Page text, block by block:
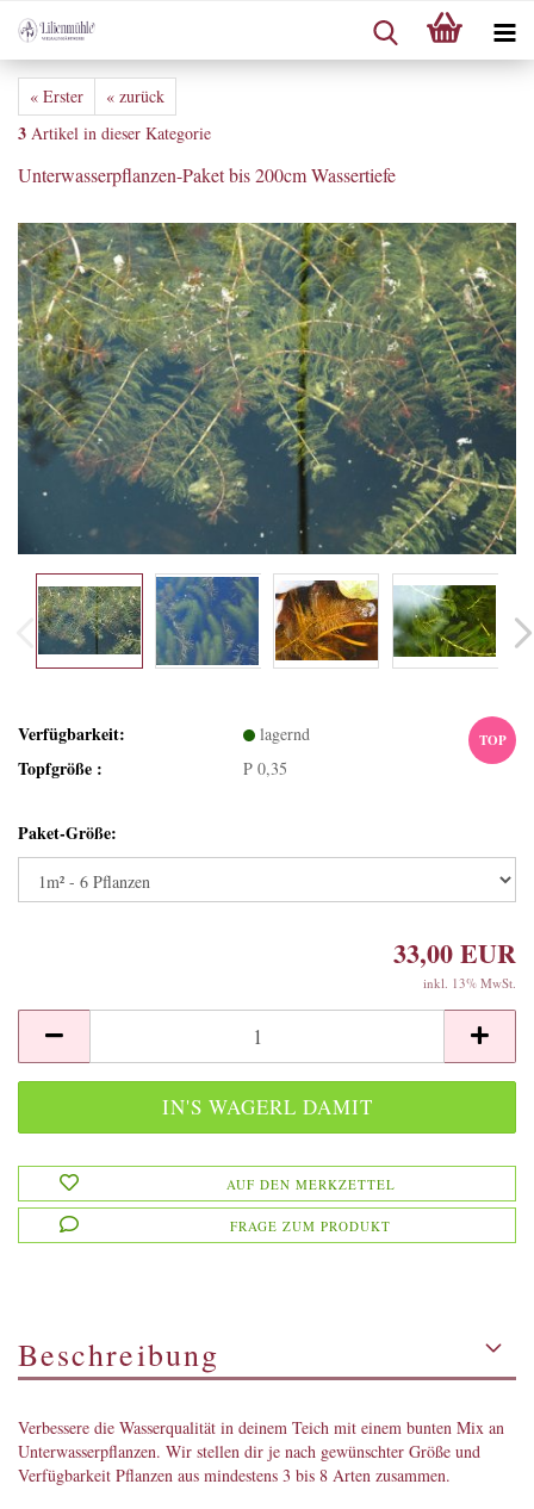
« Erster « zurück
3 Artikel in dieser Kategorie
Unterwasserpflanzen-Paket bis 200cm Wassertiefe
TOP
Verfügbarkeit: lagernd
Topfgröße : P 0,35
Paket-Größe:
33,00 EUR
inkl. 13% MwSt.
AUF DEN MERKZETTEL
FRAGE ZUM PRODUKT
Beschreibung
Verbessere die Wasserqualität in deinem Teich mit einem bunten Mix an
Unterwasserpflanzen. Wir stellen dir je nach gewünschter Größe und
Verfügbarkeit Pflanzen aus mindestens 3 bis 8 Arten zusammen.